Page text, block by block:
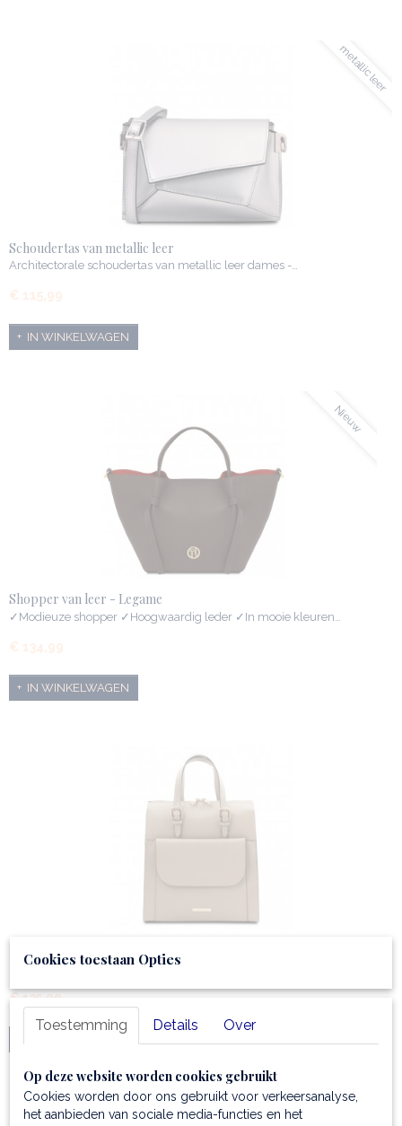
metallic leer
Schoudertas van metallic leer
Architectorale schoudertas van metallic leer dames -…
€ 115,99
IN WINKELWAGEN
Nieuw
Shopper van leer - Legame
✓Modieuze shopper ✓Hoogwaardig leder ✓In mooie kleuren…
€ 134,99
IN WINKELWAGEN
Rugtas voor dames van gehamerd leder
✓Rugtas voor dames ✓Gehamerd leer ✓Geschikt voor…
€ 135,99
Cookies toestaan Opties
Toestemming Details Over
Op deze website worden cookies gebruikt
Cookies worden door ons gebruikt voor verkeersanalyse,
het aanbieden van sociale media-functies en het